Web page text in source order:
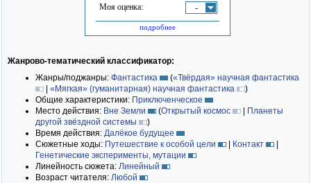
Моя оценка: -
подробнее
Жанрово-тематический классификатор:
Жанры/поджанры: Фантастика («Твёрдая» научная фантастика
| «Мягкая» (гуманитарная) научная фантастика
)
Общие характеристики: Приключенческое
Место действия: Вне Земли (Открытый космос | Планеты
другой звёздной системы
)
Время действия: Далёкое будущее
Сюжетные ходы: Путешествие к особой цели | Контакт
|
Генетические эксперименты, мутации
Линейность сюжета: Линейный
Возраст читателя: Любой